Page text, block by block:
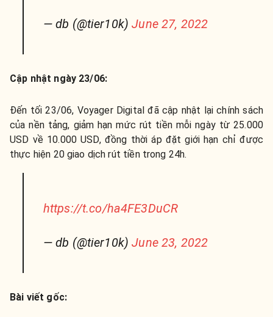
— db (@tier10k)June 27, 2022
Cập nhật ngày 23/06:
Đến tối 23/06, Voyager Digital đã cập nhật lại chính sách
của nền tảng, giảm hạn mức rút tiền mỗi ngày từ 25.000
USD về 10.000 USD, đồng thời áp đặt giới hạn chỉ được
thực hiện 20 giao dịch rút tiền trong 24h.
https://t.co/ha4FE3DuCR
— db (@tier10k)June 23, 2022
Bài viết gốc: